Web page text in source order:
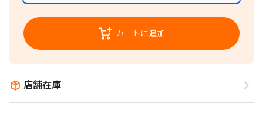
カートに追加
店舗在庫